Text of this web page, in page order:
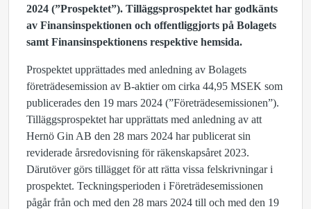
2024 (”Prospektet”). Tilläggsprospektet har godkänts
av Finansinspektionen och offentliggjorts på Bolagets
samt Finansinspektionens respektive hemsida.
Prospektet upprättades med anledning av Bolagets
företrädesemission av B-aktier om cirka 44,95 MSEK som
publicerades den 19 mars 2024 (”Företrädesemissionen”).
Tilläggsprospektet har upprättats med anledning av att
Hernö Gin AB den 28 mars 2024 har publicerat sin
reviderade årsredovisning för räkenskapsåret 2023.
Därutöver görs tillägget för att rätta vissa felskrivningar i
prospektet. Teckningsperioden i Företrädesemissionen
pågår från och med den 28 mars 2024 till och med den 19